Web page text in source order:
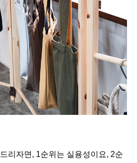
리자면, 1순위는 실용성이요, 2순